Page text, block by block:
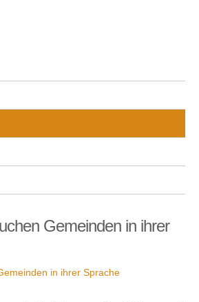
Gemeinden in ihrer
in ihrer Sprache